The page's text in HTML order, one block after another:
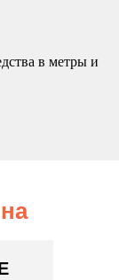
в метры и